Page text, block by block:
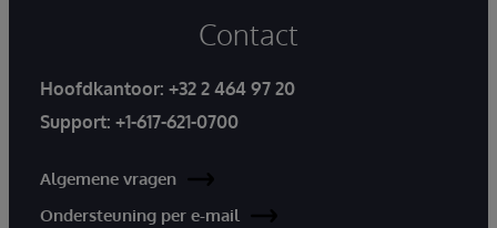
Contact
Hoofdkantoor: +32 2 464 97 20
Support: +1-617-621-0700
Algemene vragen
Ondersteuning per e-mail